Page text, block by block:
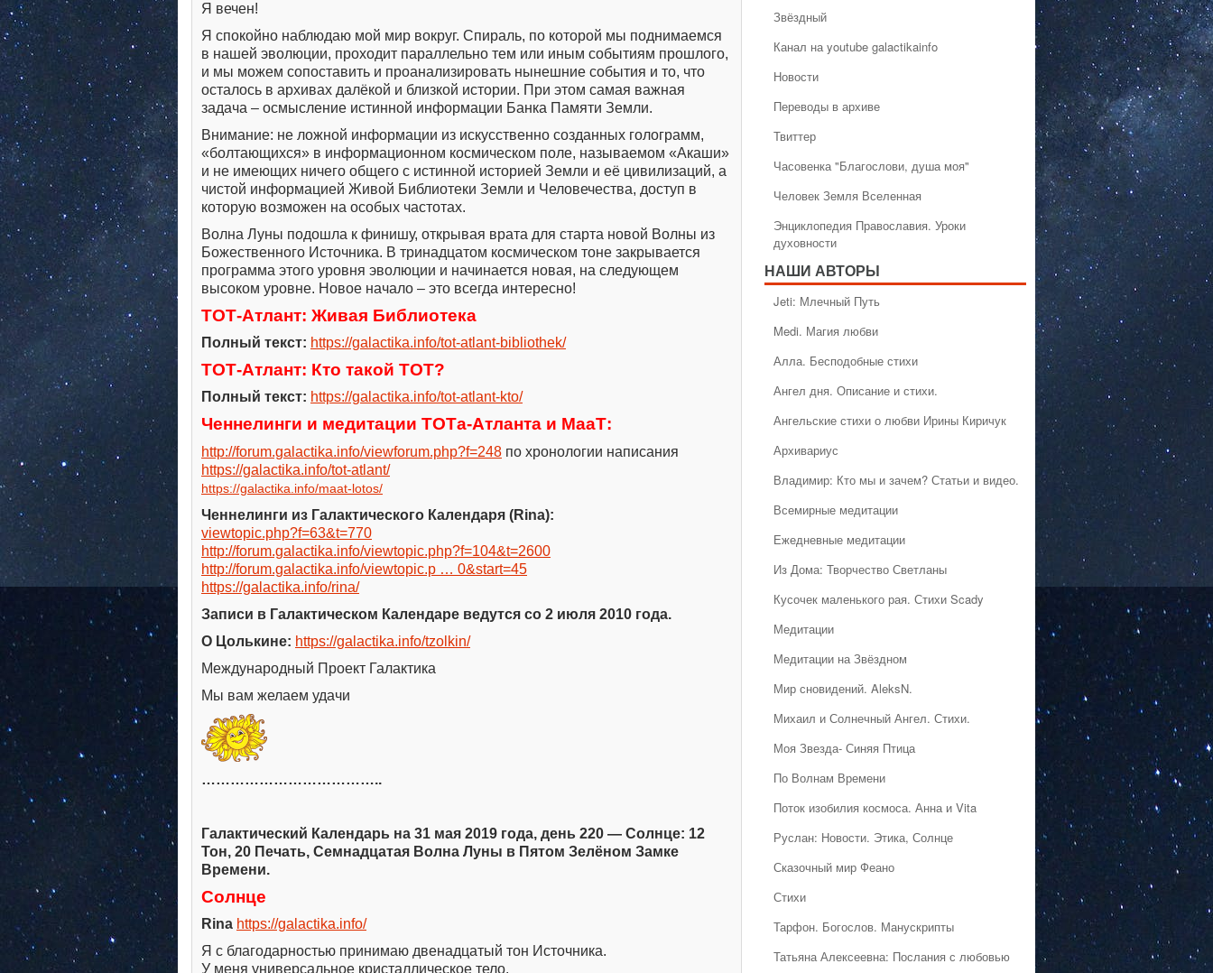
Я вечен!
Я спокойно наблюдаю мой мир вокруг. Спираль, по которой мы поднимаемся
в нашей эволюции, проходит параллельно тем или иным событиям прошлого,
и мы можем сопоставить и проанализировать нынешние события и то, что
осталось в архивах далёкой и близкой истории. При этом самая важная
задача – осмысление истинной информации Банка Памяти Земли.
Внимание: не ложной информации из искусственно созданных голограмм,
«болтающихся» в информационном космическом поле, называемом «Акаши»
и не имеющих ничего общего с истинной историей Земли и её цивилизаций, а
чистой информацией Живой Библиотеки Земли и Человечества, доступ в
которую возможен на особых частотах.
Волна Луны подошла к финишу, открывая врата для старта новой Волны из
Божественного Источника. В тринадцатом космическом тоне закрывается
программа этого уровня эволюции и начинается новая, на следующем
высоком уровне. Новое начало – это всегда интересно!
ТОТ-Атлант: Живая Библиотека
Полный текст: https://galactika.info/tot-atlant-bibliothek/
ТОТ-Атлант: Кто такой ТОТ?
Полный текст: https://galactika.info/tot-atlant-kto/
Ченнелинги и медитации ТОТа-Атланта и МааТ:
http://forum.galactika.info/viewforum.php?f=248 по хронологии написания
https://galactika.info/tot-atlant/
https://galactika.info/maat-lotos/
Ченнелинги из Галактического Календаря (Rina):
viewtopic.php?f=63&t=770
http://forum.galactika.info/viewtopic.php?f=104&t=2600
http://forum.galactika.info/viewtopic.p … 0&start=45
https://galactika.info/rina/
Записи в Галактическом Календаре ведутся со 2 июля 2010 года.
О Цолькине: https://galactika.info/tzolkin/
Международный Проект Галактика
Мы вам желаем удачи
………………………………..
Галактический Календарь на 31 мая 2019 года, день 220 — Солнце: 12
Тон, 20 Печать, Семнадцатая Волна Луны в Пятом Зелёном Замке
Времени.
Солнце
Rina https://galactika.info/
Я с благодарностью принимаю двенадцатый тон Источника.
У меня универсальное кристаллическое тело.
Звёздный
Канал на youtube galactikainfo
Новости
Переводы в архиве
Твиттер
Часовенка "Благослови, душа моя"
Человек Земля Вселенная
Энциклопедия Православия. Уроки
духовности
НАШИ АВТОРЫ
Jeti: Млечный Путь
Medi. Магия любви
Алла. Бесподобные стихи
Ангел дня. Описание и стихи.
Ангельские стихи о любви Ирины Киричук
Архивариус
Владимир: Кто мы и зачем? Статьи и видео.
Всемирные медитации
Ежедневные медитации
Из Дома: Творчество Светланы
Кусочек маленького рая. Стихи Scady
Медитации
Медитации на Звёздном
Мир сновидений. AleksN.
Михаил и Солнечный Ангел. Стихи.
Моя Звезда- Синяя Птица
По Волнам Времени
Поток изобилия космоса. Анна и Vita
Руслан: Новости. Этика, Солнце
Сказочный мир Феано
Стихи
Тарфон. Богослов. Манускрипты
Татьяна Алексеевна: Послания с любовью